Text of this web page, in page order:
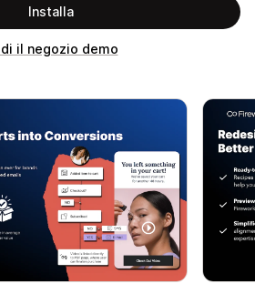
Installa
il negozio demo